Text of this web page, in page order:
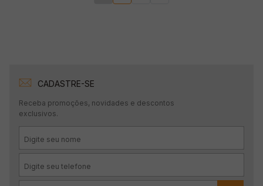
CADASTRE-SE
Receba promoções, novidades e descontos
exclusivos.